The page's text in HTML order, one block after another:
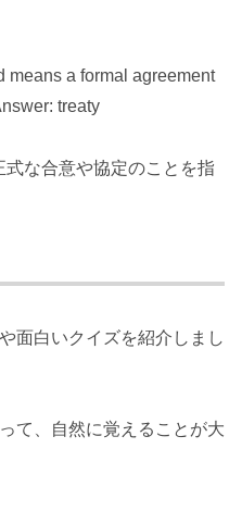
means a formal agreement
treaty
な合意や協定のことを指
面白いクイズを紹介しまし
て、自然に覚えることが大